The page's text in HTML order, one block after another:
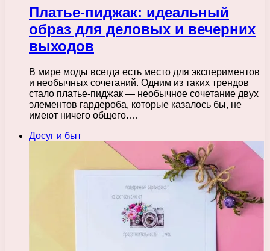
Платье-пиджак: идеальный
образ для деловых и вечерних
выходов
В мире моды всегда есть место для экспериментов
и необычных сочетаний. Одним из таких трендов
стало платье-пиджак — необычное сочетание двух
элементов гардероба, которые казалось бы, не
имеют ничего общего.…
Досуг и быт